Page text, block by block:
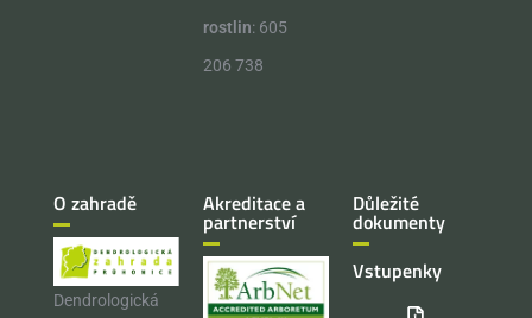
rostlin: 605
206 738
O zahradě
Dendrologická
Akreditace a
partnerství
Důležité
dokumenty
Vstupenky